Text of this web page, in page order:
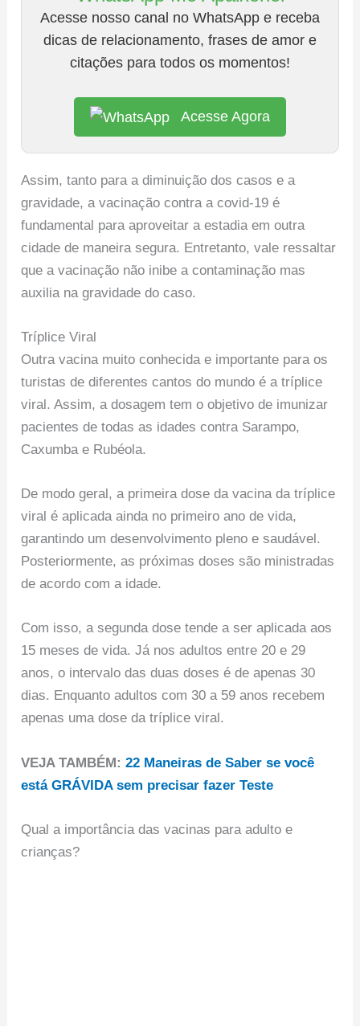
Acesse nosso canal no WhatsApp e receba
dicas de relacionamento, frases de amor e
citações para todos os momentos!
Acesse Agora
Assim, tanto para a diminuição dos casos e a
gravidade, a vacinação contra a covid-19 é
fundamental para aproveitar a estadia em outra
cidade de maneira segura. Entretanto, vale ressaltar
que a vacinação não inibe a contaminação mas
auxilia na gravidade do caso.
Tríplice Viral
Outra vacina muito conhecida e importante para os
turistas de diferentes cantos do mundo é a tríplice
viral. Assim, a dosagem tem o objetivo de imunizar
pacientes de todas as idades contra Sarampo,
Caxumba e Rubéola.
De modo geral, a primeira dose da vacina da tríplice
viral é aplicada ainda no primeiro ano de vida,
garantindo um desenvolvimento pleno e saudável.
Posteriormente, as próximas doses são ministradas
de acordo com a idade.
Com isso, a segunda dose tende a ser aplicada aos
15 meses de vida. Já nos adultos entre 20 e 29
anos, o intervalo das duas doses é de apenas 30
dias. Enquanto adultos com 30 a 59 anos recebem
apenas uma dose da tríplice viral.
VEJA TAMBÉM:22 Maneiras de Saber se você
está GRÁVIDA sem precisar fazer Teste
Qual a importância das vacinas para adulto e
crianças?